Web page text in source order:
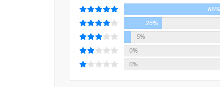
68%
26%
5%
0%
0%